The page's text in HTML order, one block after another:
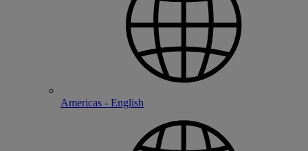
Americas - English